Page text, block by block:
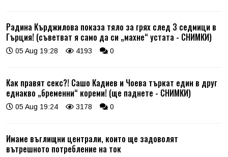
Радина Кърджилова показа тяло за грях след 3 седмици в
Гърция! (съветват я само да си „махне“ устата - СНИМКИ)
05 Aug 19:28 4193 0
Как правят секс?! Сашо Кадиев и Чоева търкат един в друг
еднакво „бременни“ кореми! (ще паднете - СНИМКИ)
05 Aug 19:24 3178 0
Имаме въглищни централи, които ще задоволят
вътрешното потребление на ток